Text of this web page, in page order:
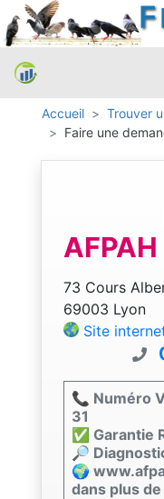
Accueil Trouver
Faire une
AFPAH
73 Cours
69003 Lyon
Site
📞 Numéro
31
✅ Garantie
🔎
🌍
dans plus